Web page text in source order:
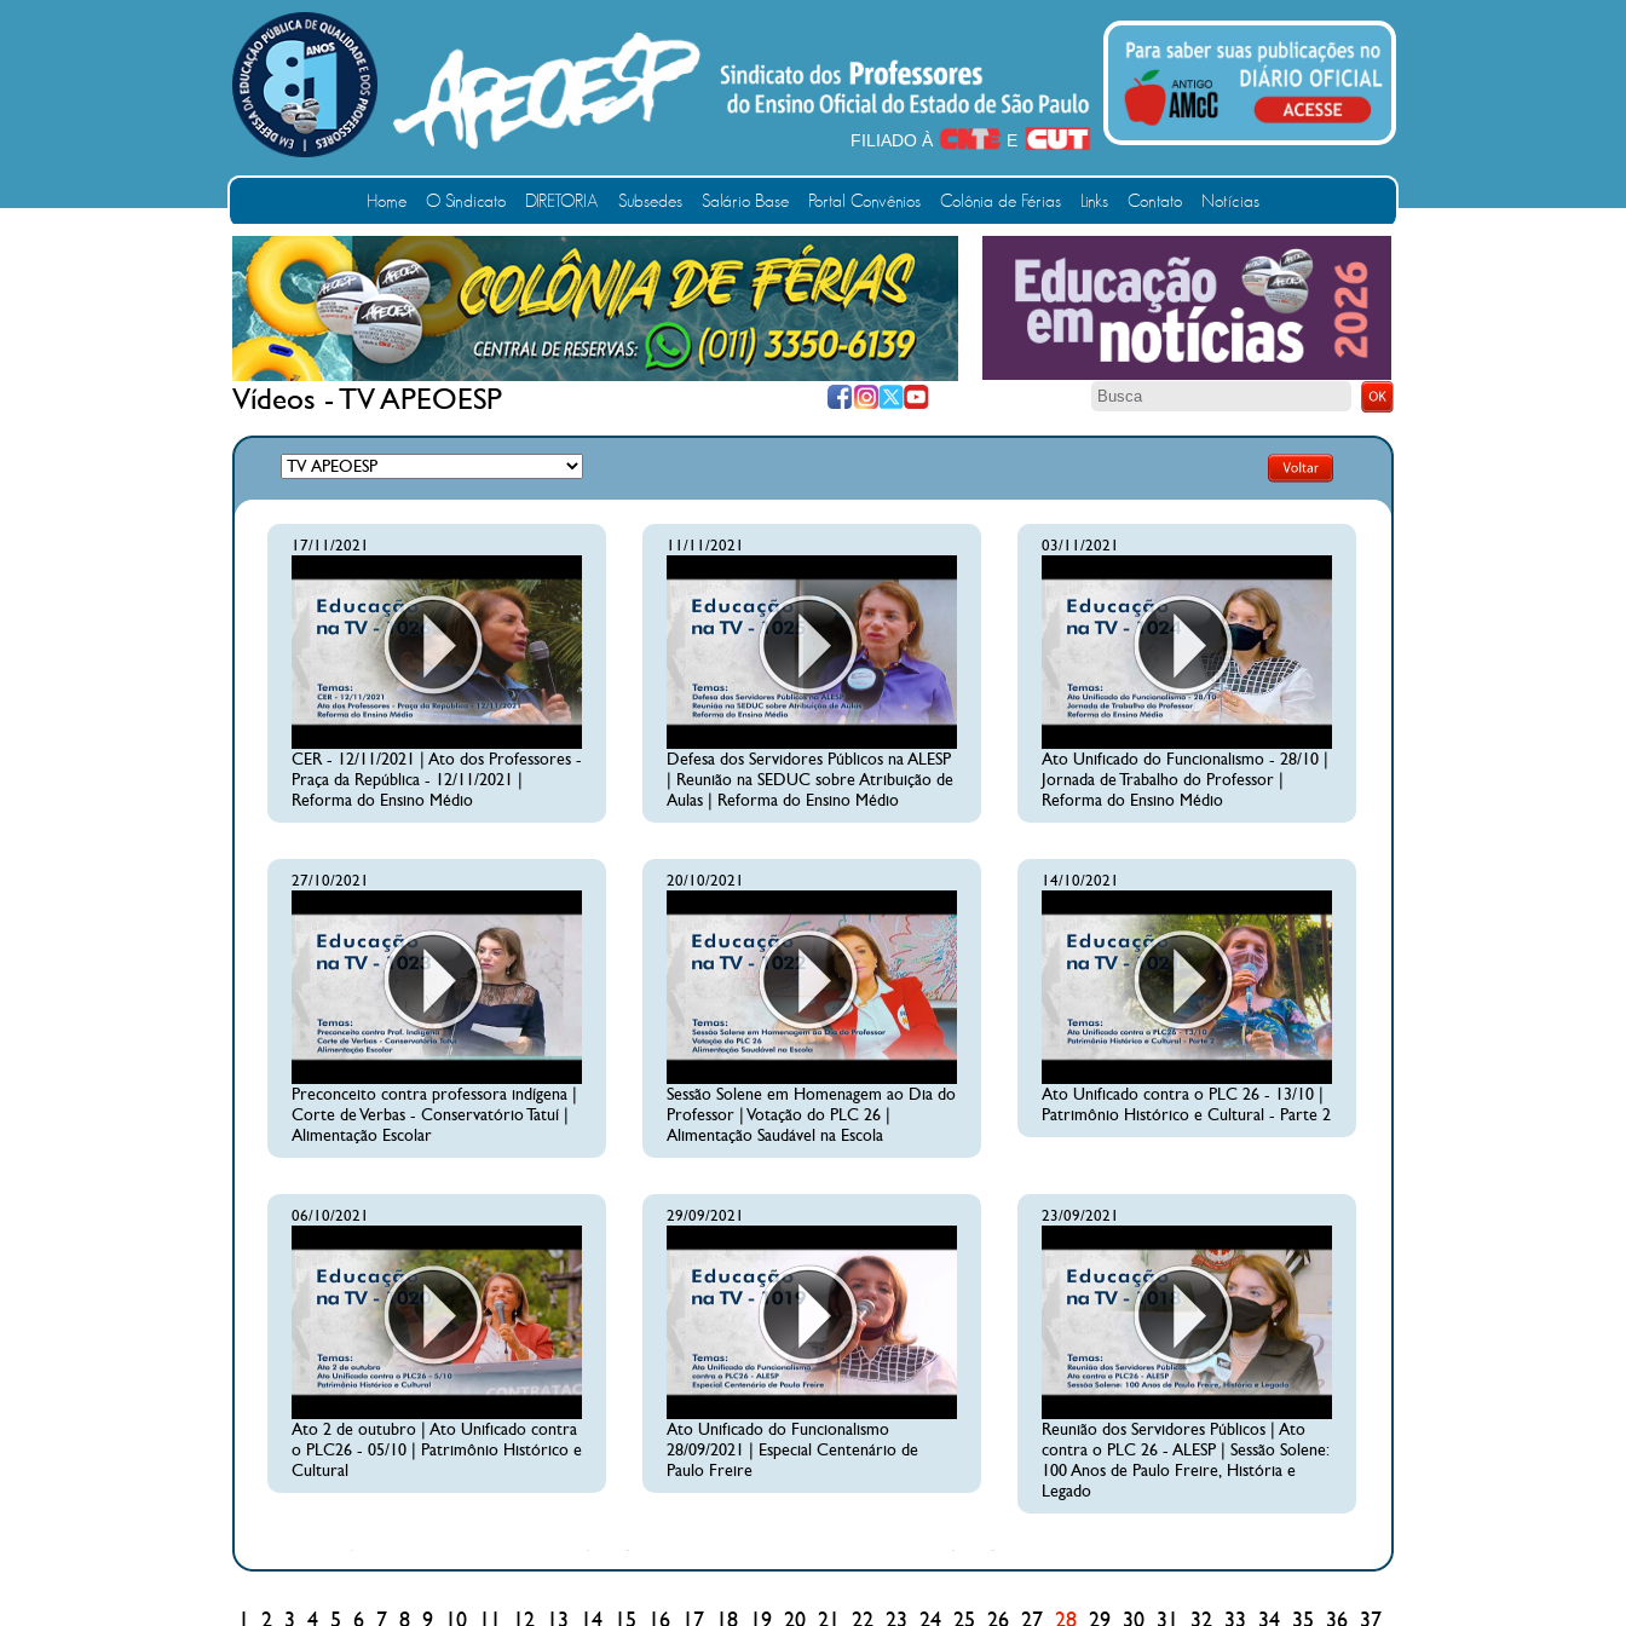
FILIADO À E
Home O Sindicato DIRETORIA Subsedes Salário Base Portal Convênios Colônia de Férias Links Contato Notícias
Vídeos - TV APEOESP
17/11/2021
CER - 12/11/2021 | Ato dos Professores -
Praça da República - 12/11/2021 |
Reforma do Ensino Médio
11/11/2021
Defesa dos Servidores Públicos na ALESP
| Reunião na SEDUC sobre Atribuição de
Aulas | Reforma do Ensino Médio
03/11/2021
Ato Unificado do Funcionalismo - 28/10 |
Jornada de Trabalho do Professor |
Reforma do Ensino Médio
27/10/2021
Preconceito contra professora indígena |
Corte de Verbas - Conservatório Tatuí |
Alimentação Escolar
20/10/2021
Sessão Solene em Homenagem ao Dia do
Professor | Votação do PLC 26 |
Alimentação Saudável na Escola
14/10/2021
Ato Unificado contra o PLC 26 - 13/10 |
Patrimônio Histórico e Cultural - Parte 2
06/10/2021
Ato 2 de outubro | Ato Unificado contra
o PLC26 - 05/10 | Patrimônio Histórico e
Cultural
29/09/2021
Ato Unificado do Funcionalismo
28/09/2021 | Especial Centenário de
Paulo Freire
23/09/2021
Reunião dos Servidores Públicos | Ato
contra o PLC 26 - ALESP | Sessão Solene:
100 Anos de Paulo Freire, História e
Legado
2 3 4 5 6 7 8 9 10 12 13 14 15 16 17 18 19 20 21 22 23 24 25 26 27 28 29 30 31 32 33 34 35 36 37